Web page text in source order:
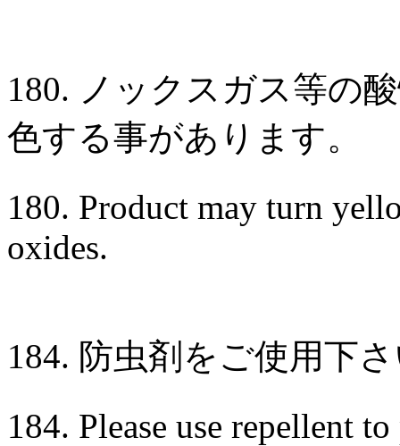
180. ノックスガス等の
色する事があります。
180. Product may turn
oxides.
184. 防虫剤をご使用下
184. Please use repellent